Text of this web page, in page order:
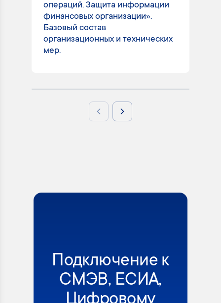
операций. Защита информации
финансовых организации».
Базовый состав
организационных и технических
мер.
Previous slideNext slide
Подключение к
СМЭВ, ЕСИА,